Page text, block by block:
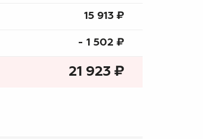
15 913 ₷
- 1 502 ₷
21 923 ₷